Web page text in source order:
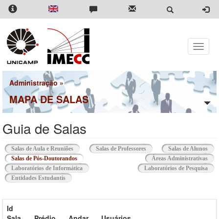
Pular
para
conteúdo
principal
Toggle
Administração»
MAPA DE SALAS
Guia de Salas
Salas de Aula e Reuniões Salas de Professores
Salas de Alunos
Salas de Pós-Doutorandos (aba ativa)
Áreas Administrativas
Laboratórios de Informática
Laboratórios de Pesquisa
Entidades Estudantis
Id